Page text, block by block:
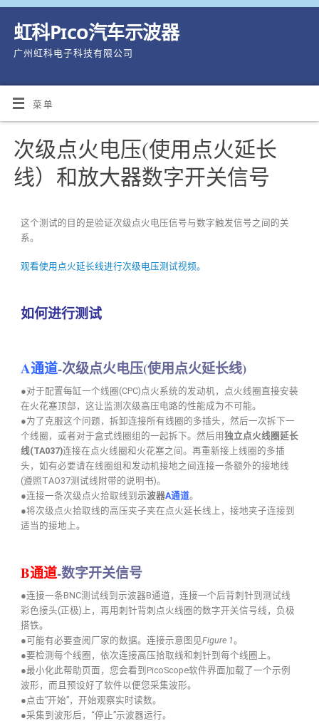
虹科Pico汽车示波器
广州虹科电子科技有限公司
菜单
次级点火电压(使用点火延长
线）和放大器数字开关信号
这个测试的目的是验证次级点火电压信号与数字触发信号之间的关
系。
观看使用点火延长线进行次级电压测试视频。
如何进行测试
A通道-次级点火电压(使用点火延长线)
●对于配置每缸一个线圈(CPC)点火系统的发动机，点火线圈直接安装
在火花塞顶部，这让监测次级高压电路的性能成为不可能。
●为了克服这个问题，拆卸连接所有线圈的多插头，然后一次拆下一
个线圈，或者对于盒式线圈组的一起拆下。然后用独立点火线圈延长
线(TA037)连接在点火线圈和火花塞之间。再重新接上线圈的多插
头，如有必要请在线圈组和发动机接地之间连接一条额外的接地线
(遵照TAO37测试线附带的说明书)。
●连接一条次级点火拾取线到 示波器A通道。
●将次级点火拾取线的高压夹子夹在点火延长线上，接地夹子连接到
适当的接地上。
B通道-数字开关信号
●连接一条BNC测试线到示波器B通道，连接一个后背刺针到测试线
彩色接头(正极)上，再用刺针背刺点火线圈的数字开关信号线，负极
搭铁。
●可能有必要查阅厂家的数据。连接示意图见Figure 1。
●要检测每个线圈，依次连接高压拾取线和刺针到每个线圈上。
●最小化此帮助页面，您会看到PicoScope软件界面加载了一个示例
波形，而且预设好了软件以便您采集波形。
●点击”开始”，开始观察实时读数。
●采集到波形后，“停止”示波器运行。